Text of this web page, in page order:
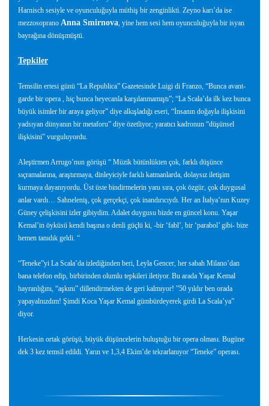
Harnisch sesiyle ve oyunculuğuyla müthiş bir zenginlikti. Zeyno karı’da ise
mezzosoprano Anna Smirnova, yine hem sesi hem oyunculuğuyla bir isyan
bayrağına dönüşmüştü.
Tepkiler
Temsilin ertesi günü “La Republica” Gazetesinde Luigi di Franzo, “Bunca avant-
garde bir opera , hiç bunca heyecanla karşılanmamıştı”; “La Scala’da ilk kez bunca
büyük isimler bir araya geliyor” diye alkışladığı eseri, “İnsanın doğayla ilişkisini
yadsıyan dünyanın bir metaforu” diye özetliyor; yaratıcı kadronun “düşünsel
ilişkisini” vurguluyordu.
Aleştirmen Arrugo’nun görüşü “ Müzik bütünlükten çok, farklı düşünce
sıçramalarına, araştırmaya, dinleyiciyle farklı katmanlarda, dolaysız iletişim
kurmaya dayanıyordu. Üst üste bindirmelerin yanı sıra, çok özgür, çok duygusal
anlar vardı… Sahneleniş, çok gerçekçi, çok inandırıcıydı. Her an İtalya’nın Kuzey
Güney çelişkisini izler gibiydim. Adalet duygusu bizde en güncel konu. Yaşar
Kemal’in öyküsü kendi başına o denli güçlü ki, -bir ‘fabl’, bir ‘parabol’ gibi- bize
hemen tanıdık geldi. “
“Teneke”yi La Scala’da izlediğinden beri, Leyla Gencer, her sabah Milano’dan
bana telefon edip, birbirinden olumlu tepkileri iletiyor. Bu arada Yaşar Kemal
hayranlığını, “aşkını” dillendirmekten de geri kalmıyor! ”50 yıldır ben orada
yapayalnızdım! Şimdi Koca Yaşar Kemal gümbürdeyerek girdi La Scala’ya”
diyor.
Herkesin ortak görüşü, büyük düşüncelerin buluştuğu bir opera olması. Bugüne
dek 3 kez temsil edildi. Yarın ve 1,3,4 Ekim’de tekrarlanıyor “Teneke” operası.